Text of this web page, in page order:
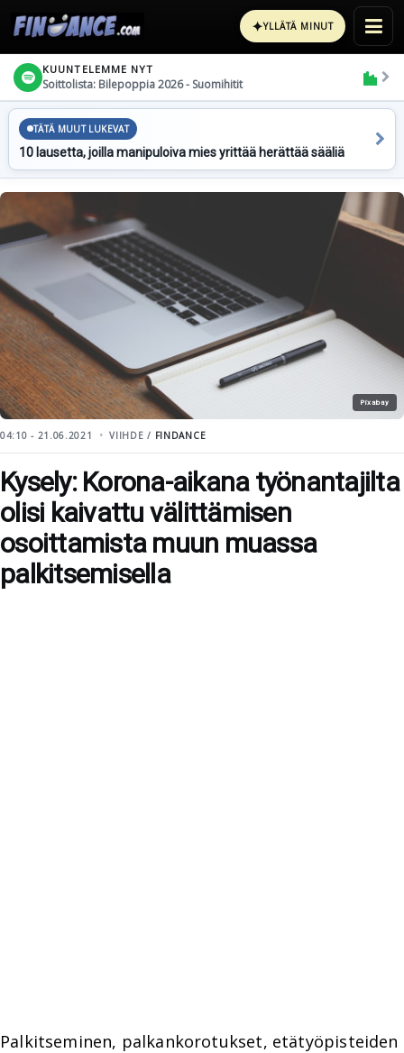
✦YLLÄTÄ MINUT
KUUNTELEMME NYT
Soittolista: Bilepoppia 2026 - Suomihitit
TÄTÄ MUUT LUKEVAT
10 lausetta, joilla manipuloiva mies yrittää herättää sääliä
Pixabay
04:10 - 21.06.2021 VIIHDE / FINDANCE
Kysely: Korona-aikana työnantajilta
olisi kaivattu välittämisen
osoittamista muun muassa
palkitsemisella
Palkitseminen, palkankorotukset, etätyöpisteiden